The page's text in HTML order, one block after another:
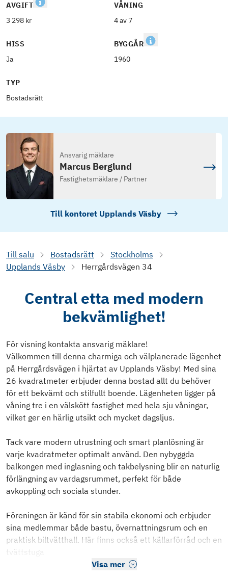
AVGIFT
3 298 kr
VÅNING
4 av 7
HISS
Ja
BYGGÅR
1960
TYP
Bostadsrätt
Ansvarig mäklare
Marcus Berglund
Fastighetsmäklare / Partner
Till kontoret Upplands Väsby
Till salu Bostadsrätt
Stockholms
Upplands Väsby
Herrgårdsvägen 34
Central etta med modern
bekvämlighet!
För visning kontakta ansvarig mäklare!
Välkommen till denna charmiga och välplanerade lägenhet
på Herrgårdsvägen i hjärtat av Upplands Väsby! Med sina
26 kvadratmeter erbjuder denna bostad allt du behöver
för ett bekvämt och stilfullt boende. Lägenheten ligger på
våning tre i en välskött fastighet med hela sju våningar,
vilket ger en härlig utsikt och mycket dagsljus.
Tack vare modern utrustning och smart planlösning är
varje kvadratmeter optimalt använd. Den nybyggda
balkongen med inglasning och takbelysning blir en naturlig
förlängning av vardagsrummet, perfekt för både
avkoppling och sociala stunder.
Föreningen är känd för sin stabila ekonomi och erbjuder
sina medlemmar både bastu, övernattningsrum och en
praktisk biltvätthall. Här finns också ett källarförråd och en
tvättstuga
Visa mer